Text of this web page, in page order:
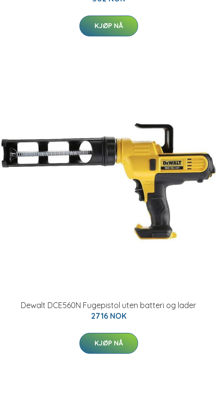
KJØP NÅ
Dewalt DCE560N Fugepistol uten batteri og lader
2716 NOK
KJØP NÅ